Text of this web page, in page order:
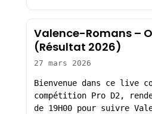
Valence-Romans –
(Résultat 2026)
27 mars 2026
Bienvenue dans ce live
compétition Pro D2,
de 19H00 pour suivre